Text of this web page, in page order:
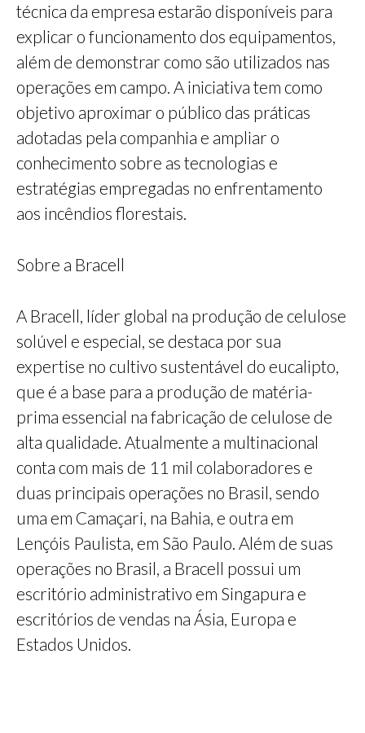
técnica da empresa estarão disponíveis para
explicar o funcionamento dos equipamentos,
além de demonstrar como são utilizados nas
operações em campo. A iniciativa tem como
objetivo aproximar o público das práticas
adotadas pela companhia e ampliar o
conhecimento sobre as tecnologias e
estratégias empregadas no enfrentamento
aos incêndios florestais.
Sobre a Bracell
A Bracell, líder global na produção de celulose
solúvel e especial, se destaca por sua
expertise no cultivo sustentável do eucalipto,
que é a base para a produção de matéria-
prima essencial na fabricação de celulose de
alta qualidade. Atualmente a multinacional
conta com mais de 11 mil colaboradores e
duas principais operações no Brasil, sendo
uma em Camaçari, na Bahia, e outra em
Lençóis Paulista, em São Paulo. Além de suas
operações no Brasil, a Bracell possui um
escritório administrativo em Singapura e
escritórios de vendas na Ásia, Europa e
Estados Unidos.